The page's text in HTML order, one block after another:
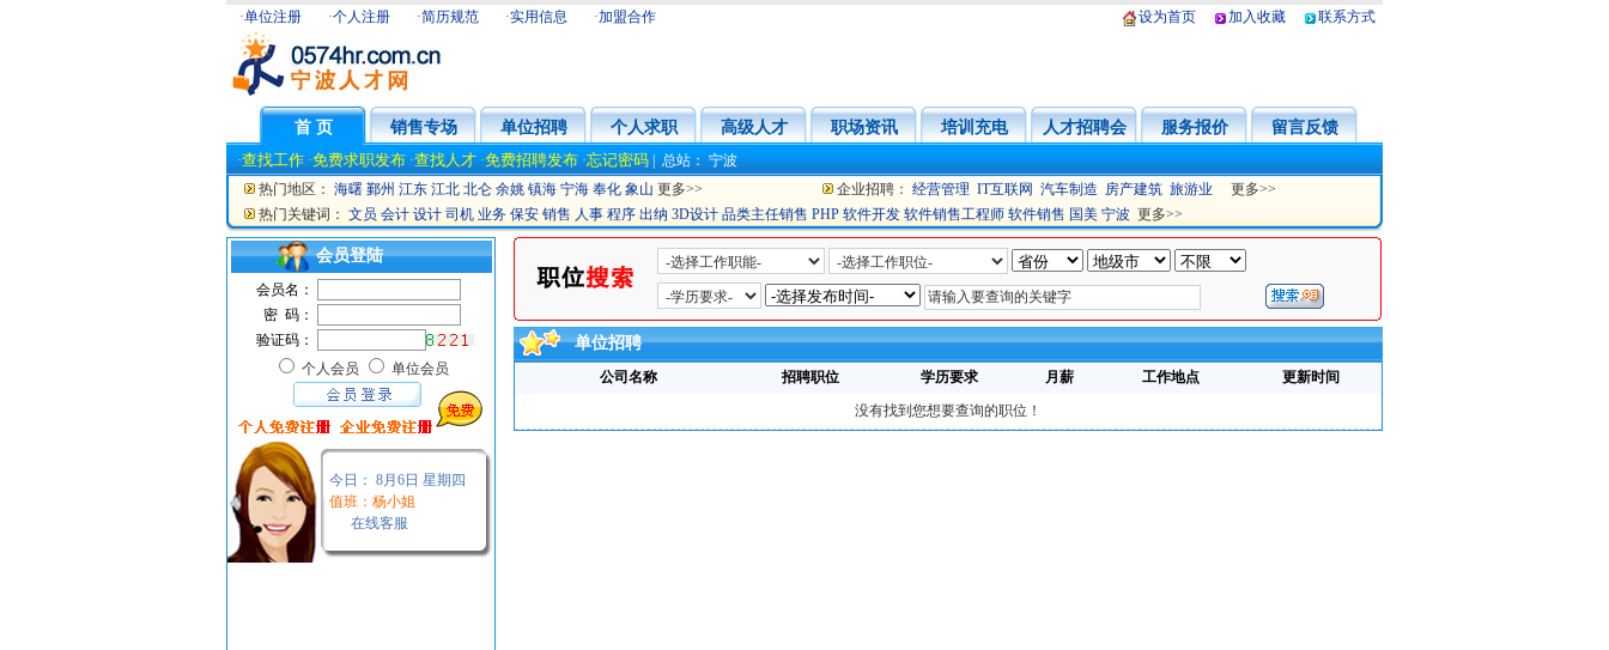
·单位注册 ·个人注册 ·简历规范 ·实用信息 ·加盟合作 设为首页 加入收藏 联系方式
首 页 销售专场 单位招聘 个人求职 高级人才 职场资讯 培训充电 人才招聘会 服务报价 留言反馈
·查找工作 ·免费求职发布 ·查找人才 ·免费招聘发布 ·忘记密码 | 总站： 宁波
热门地区： 海曙 鄞州 江东 江北 北仑 余姚 镇海 宁海 奉化 象山 更多>> 企业招聘： 经营管理 IT互联网 汽车制造 房产建筑 旅游业
更多>>
热门关键词： 文员 会计 设计 司机 业务 保安 销售 人事 程序 出纳 3D设计 品类主任销售 PHP 软件开发 软件销售工程师 软件销售 国美 宁波 更多>>
会员登陆
会员名：
密 码：
验证码：
个人会员
单位会员
今日： 8月6日 星期四
值班：杨小姐
在线客服
单位招聘
公司名称 招聘职位 学历要求 月薪 工作地点
更新时间
没有找到您想要查询的职位！